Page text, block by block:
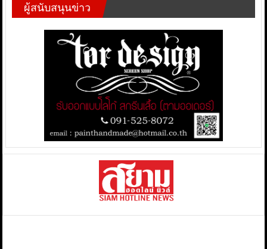
ผู้สนับสนุนข่าว